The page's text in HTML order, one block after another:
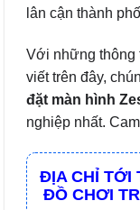
lân cận thành
Với những thông
viết trên đây,
đặt màn hình
nghiệp nhất.
ĐỊA CHỈ TỚI
ĐỒ CHƠI